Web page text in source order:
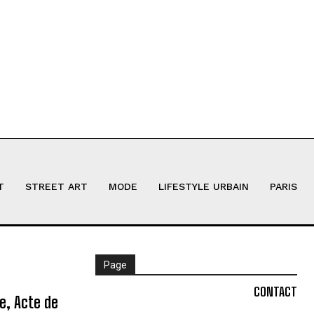
STREET ART MODE LIFESTYLE URBAIN PARIS
Acte de
Page
CONTACT